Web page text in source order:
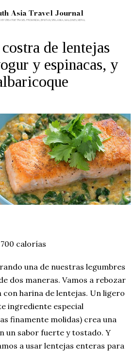
Asia Travel Journal
de lentejas
y espinacas, y
calorías
una de nuestras legumbres
dos maneras. Vamos a rebozar
con harina de lentejas. Un ligero
ingrediente especial
finamente molidas) crea una
un sabor fuerte y tostado. Y
a usar lentejas enteras para